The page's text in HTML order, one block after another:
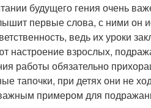
будущего гения очень
первые слова, с ними он
ведь их уроки
настроение взрослых,
работы обязательно
тапочки, при детях они не
важным примером для